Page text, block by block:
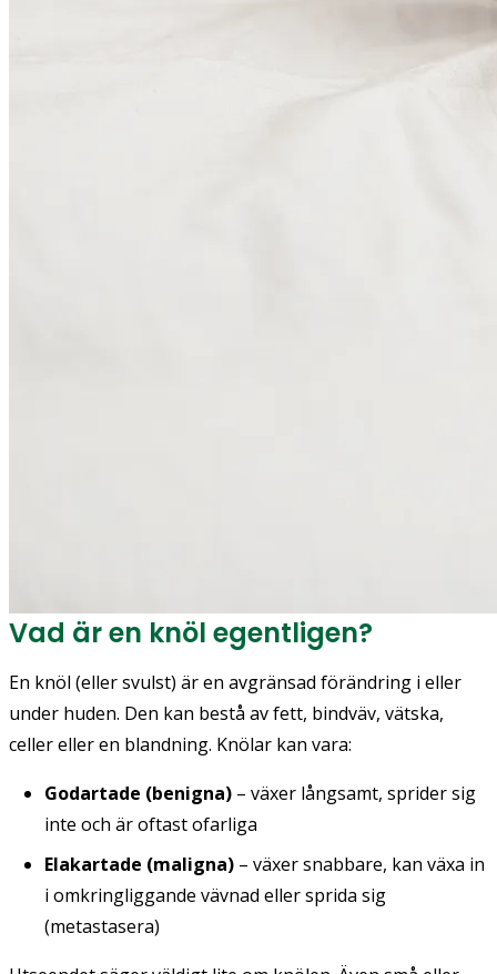
Vad är en knöl egentligen?
En knöl (eller svulst) är en avgränsad förändring i eller
under huden. Den kan bestå av fett, bindväv, vätska,
celler eller en blandning. Knölar kan vara:
Godartade (benigna) – växer långsamt, sprider sig
inte och är oftast ofarliga
Elakartade (maligna) – växer snabbare, kan växa in
i omkringliggande vävnad eller sprida sig
(metastasera)